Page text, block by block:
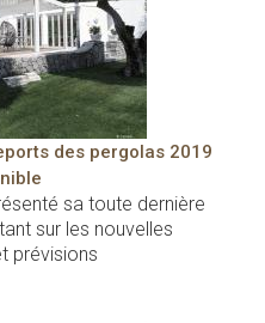
des pergolas 2019
sa toute dernière
sur les nouvelles
prévisions